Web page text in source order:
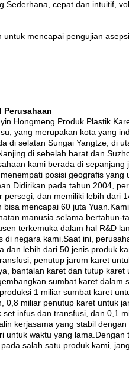
cepat dan intuitif,
mencapai pengujian